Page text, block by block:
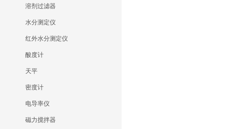
溶剂过滤器
水分测定仪
红外水分测定仪
酸度计
天平
密度计
电导率仪
磁力搅拌器